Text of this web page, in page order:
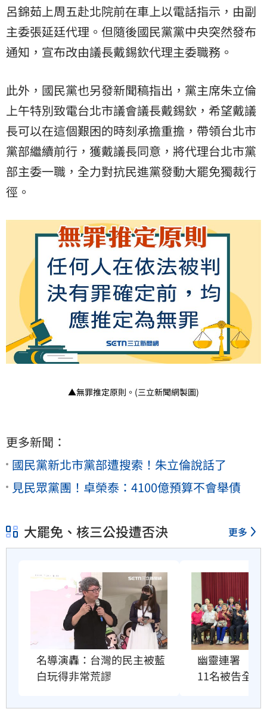
呂錦茹上周五赴北院前在車上以電話指示，由副
主委張延廷代理。但隨後國民黨黨中央突然發布
通知，宣布改由議長戴錫欽代理主委職務。
此外，國民黨也另發新聞稿指出，黨主席朱立倫
上午特別致電台北市議會議長戴錫欽，希望戴議
長可以在這個艱困的時刻承擔重擔，帶領台北市
黨部繼續前行，獲戴議長同意，將代理台北市黨
部主委一職，全力對抗民進黨發動大罷免獨裁行
徑。
▲無罪推定原則。(三立新聞網製圖)
更多新聞：
國民黨新北市黨部遭搜索！朱立倫說話了
見民眾黨團！卓榮泰：4100億預算不會舉債
大罷免、核三公投遭否決 更多
名導演轟：台灣的民主被藍
白玩得非常荒謬
幽靈連署　國
11名被告全緩